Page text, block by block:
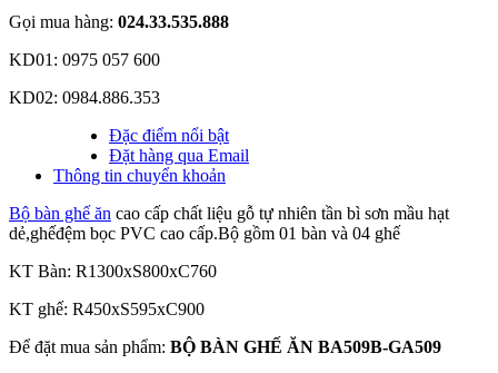
Gọi mua hàng: 024.33.535.888
KD01: 0975 057 600
KD02: 0984.886.353
Đặc điểm nổi bật
Đặt hàng qua Email
Thông tin chuyển khoản
Bộ bàn ghế ăn cao cấp chất liệu gỗ tự nhiên tần bì sơn mầu hạt
dẻ,ghếđệm bọc PVC cao cấp.Bộ gồm 01 bàn và 04 ghế
KT Bàn: R1300xS800xC760
KT ghế: R450xS595xC900
Để đặt mua sản phẩm: BỘ BÀN GHẾ ĂN BA509B-GA509